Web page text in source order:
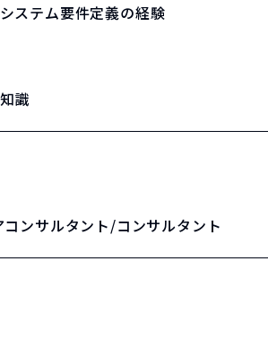
ステム要件定義の経験
識
ンサルタント/コンサルタント